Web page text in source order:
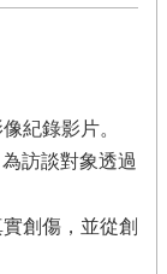
紀錄影片。
訪談對象透過
創傷，並從創